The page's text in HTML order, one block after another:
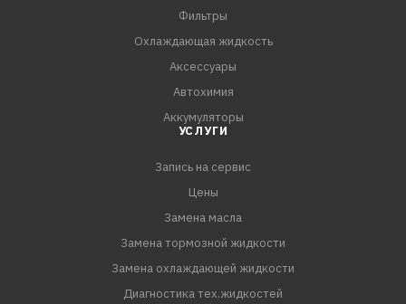
рекомендуется наносить эмаль на предварительно
5. Эмаль наносится с расстояния 25–30 см в 1–2 сло
Фильтры
Охлаждающая жидкость
Аксессуары
Автохимия
Аккумуляторы
УСЛУГИ
Запись на сервис
Цены
Замена масла
Замена тормозной жидкости
Замена охлаждающей жидкости
Диагностика тех.жидкостей